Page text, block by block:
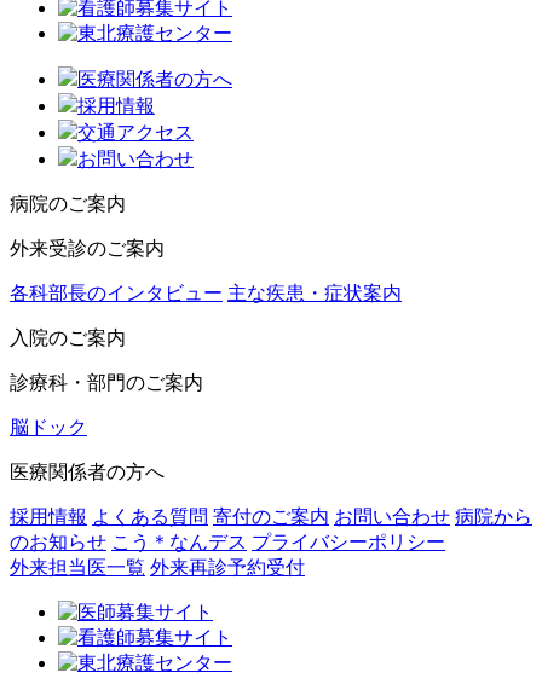
医療関係者の方へ
採用情報
交通アクセス
お問い合わせ
病院のご案内
外来受診のご案内
各科部長のインタビュー 主な疾患・症状案内
入院のご案内
診療科・部門のご案内
脳ドック
医療関係者の方へ
採用情報 よくある質問 寄付のご案内 お問い合わせ 病院から
のお知らせ こう＊なんデス プライバシーポリシー
外来担当医一覧 外来再診予約受付